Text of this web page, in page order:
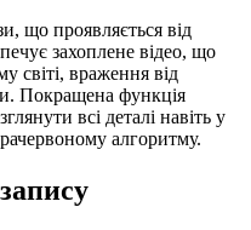
що проявляється від
захоплене відео, що
світі, враження від
Покращена функція
всі деталі навіть у
алгоритму.